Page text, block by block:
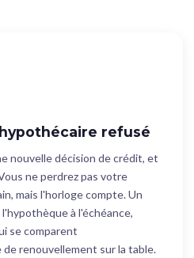
refusé
nouvelle décision de crédit, et
ne perdrez pas votre
mais l'horloge compte. Un
à l'échéance,
se comparent
de renouvellement sur la table.